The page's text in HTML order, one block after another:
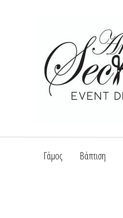
Γάμος Βάπτιση